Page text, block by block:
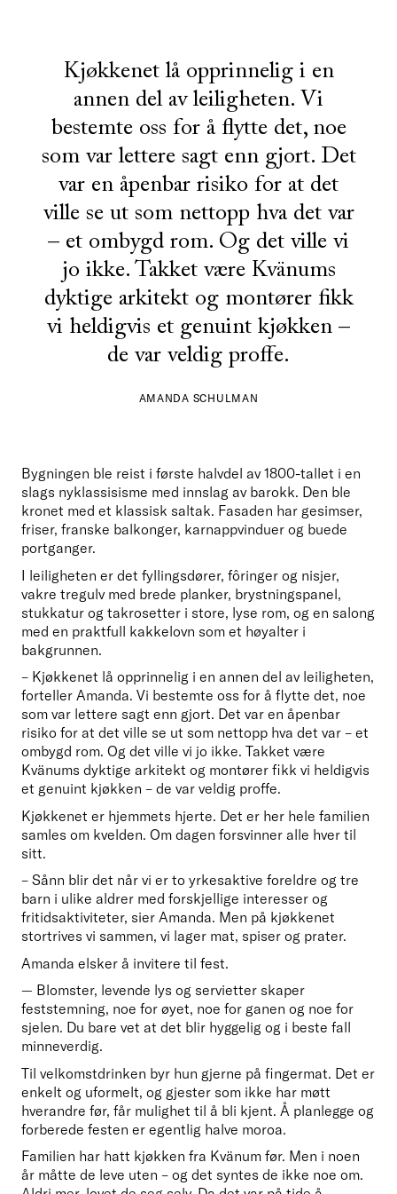
Kjøkkenet lå opprinnelig i en
annen del av leiligheten. Vi
bestemte oss for å flytte det, noe
som var lettere sagt enn gjort. Det
var en åpenbar risiko for at det
ville se ut som nettopp hva det var
– et ombygd rom. Og det ville vi
jo ikke. Takket være Kvänums
dyktige arkitekt og montører fikk
vi heldigvis et genuint kjøkken –
de var veldig proffe.
AMANDA SCHULMAN
Bygningen ble reist i første halvdel av 1800-tallet i en
slags nyklassisisme med innslag av barokk. Den ble
kronet med et klassisk saltak. Fasaden har gesimser,
friser, franske balkonger, karnappvinduer og buede
I leiligheten er det fyllingsdører, fôringer og nisjer,
vakre tregulv med brede planker, brystningspanel,
stukkatur og takrosetter i store, lyse rom, og en salong
med en praktfull kakkelovn som et høyalter i
bakgrunnen.
– Kjøkkenet lå opprinnelig i en annen del av leiligheten,
forteller Amanda. Vi bestemte oss for å flytte det, noe
som var lettere sagt enn gjort. Det var en åpenbar
risiko for at det ville se ut som nettopp hva det var – et
ombygd rom. Og det ville vi jo ikke. Takket være
Kvänums dyktige arkitekt og montører fikk vi heldigvis
Kjøkkenet er hjemmets hjerte. Det er her hele familien
samles om kvelden. Om dagen forsvinner alle hver til
– Sånn blir det når vi er to yrkesaktive foreldre og tre
barn i ulike aldrer med forskjellige interesser og
fritidsaktiviteter, sier Amanda. Men på kjøkkenet
Amanda elsker å invitere til fest.
— Blomster, levende lys og servietter skaper
feststemning, noe for øyet, noe for ganen og noe for
sjelen. Du bare vet at det blir hyggelig og i beste fall
minneverdig.
Til velkomstdrinken byr hun gjerne på fingermat. Det er
enkelt og uformelt, og gjester som ikke har møtt
hverandre før, får mulighet til å bli kjent. Å planlegge og
forberede festen er egentlig halve moroa.
Familien har hatt kjøkken fra Kvänum før. Men i noen
år måtte de leve uten – og det syntes de ikke noe om.